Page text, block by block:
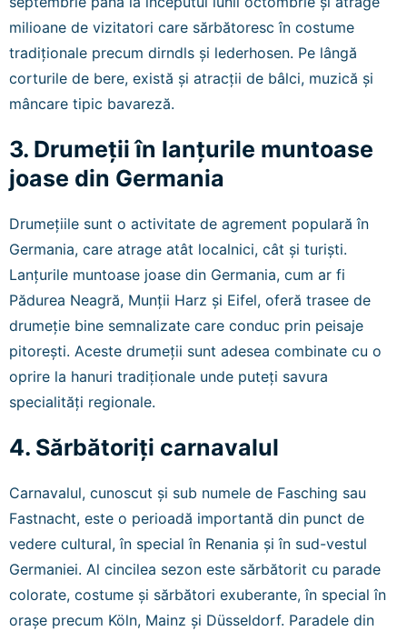
milioane de vizitatori care sărbătoresc în costume
tradiționale precum dirndls și lederhosen. Pe lângă
corturile de bere, există și atracții de bâlci, muzică și
mâncare tipic bavareză.
3. Drumeții în lanțurile muntoase
joase din Germania
Drumețiile sunt o activitate de agrement populară în
Germania, care atrage atât localnici, cât și turiști.
Lanțurile muntoase joase din Germania, cum ar fi
Pădurea Neagră, Munții Harz și Eifel, oferă trasee de
drumeție bine semnalizate care conduc prin peisaje
pitorești. Aceste drumeții sunt adesea combinate cu o
oprire la hanuri tradiționale unde puteți savura
specialități regionale.
4. Sărbătoriți carnavalul
Carnavalul, cunoscut și sub numele de Fasching sau
Fastnacht, este o perioadă importantă din punct de
vedere cultural, în special în Renania și în sud-vestul
Germaniei. Al cincilea sezon este sărbătorit cu parade
colorate, costume și sărbători exuberante, în special în
orașe precum Köln, Mainz și Düsseldorf. Paradele din